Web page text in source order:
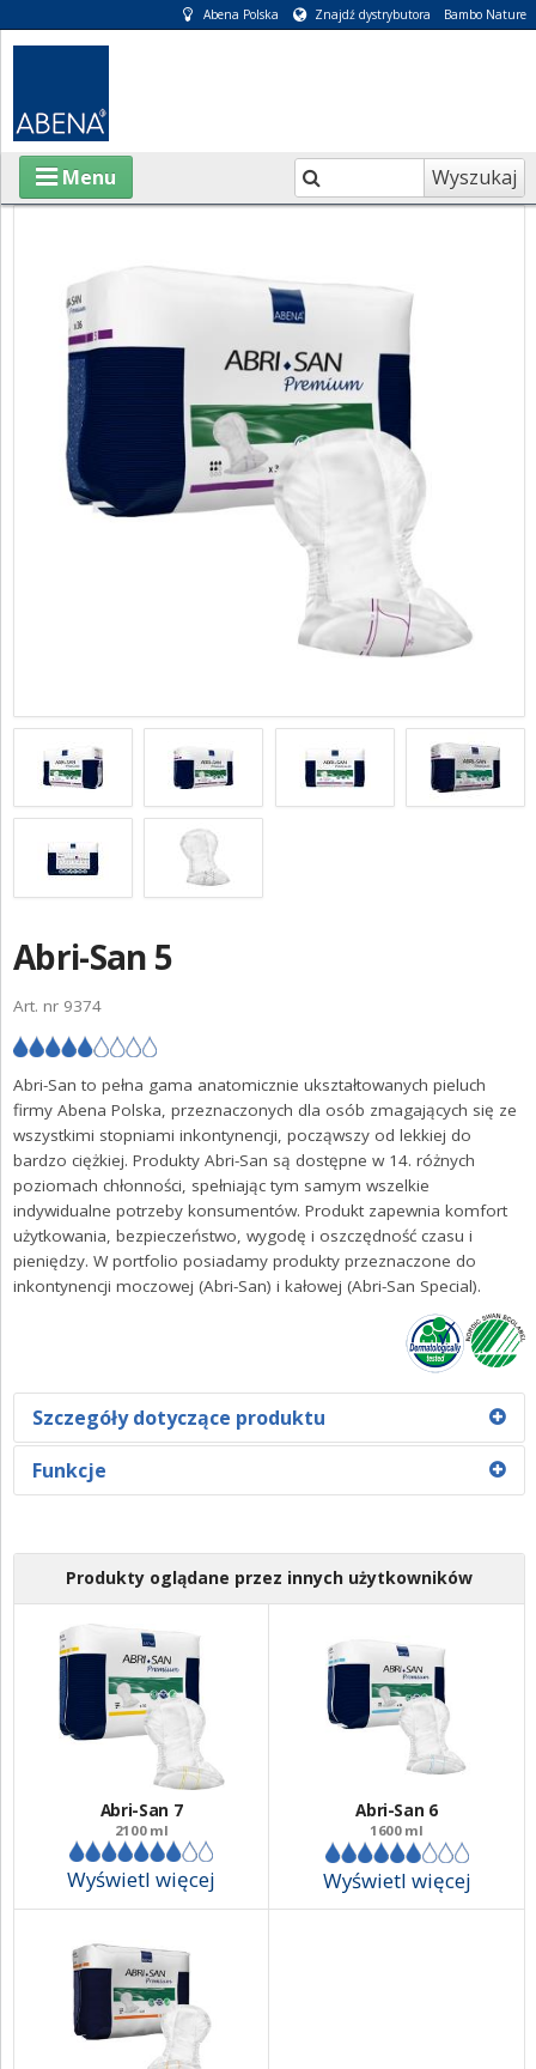
Abena Polska Znajdź dystrybutora Bambo Nature
Wyszukaj
Menu
O ABENA
KATALOGI
INFORMACJE
E-SKLEP
PIELĘGNACJA OSÓB CHORYCH
ROZWIĄZANIA BARIATRYCZNE
RAPORT ESG
KONTAKT
ZNAJDŹ DYSTRYBUTORA
ZALOGUJ SIĘ
Abri-San 5
Art. nr 9374
Abri-San to pełna gama anatomicznie ukształtowanych pieluch
firmy Abena Polska, przeznaczonych dla osób zmagających się ze
wszystkimi stopniami inkontynencji, począwszy od lekkiej do
bardzo ciężkiej. Produkty Abri-San są dostępne w 14. różnych
poziomach chłonności, spełniając tym samym wszelkie
indywidualne potrzeby konsumentów. Produkt zapewnia komfort
użytkowania, bezpieczeństwo, wygodę i oszczędność czasu i
pieniędzy. W portfolio posiadamy produkty przeznaczone do
inkontynencji moczowej (Abri-San) i kałowej (Abri-San Special).
Szczegóły dotyczące produktu
Abri-San 5-6-7-8-9-10-11 przeznaczone są do umiarkowanego
i ciężkiego nietrzymania moczu. Produkty wyposażono w
system TopDry pozwala skórze oddychać, a użytkownikowi
czuć się wygodnie i komfortowo w każdej sytuacji..
Funkcje
Oddychająca warstwa spodnia, która jest tekstylną
włókniną w dotyku podobną do bawełny,
Miękkie, przedłużone barierki boczne,
Unikalny system TopDry, zapewniający suchą
powierzchnię i szybkie wchłanianie,
System minimalizujący nieprzyjemny zapach,
Testowany dermatologicznie,
Certyfikat Nordic Eco-Label,
Produkt bez lateksu i nie bielony chlorem
Produkty oglądane przez innych użytkowników
Abri-San 7
2100 ml
Wyświetl więcej
Abri-San 6
1600 ml
Wyświetl więcej